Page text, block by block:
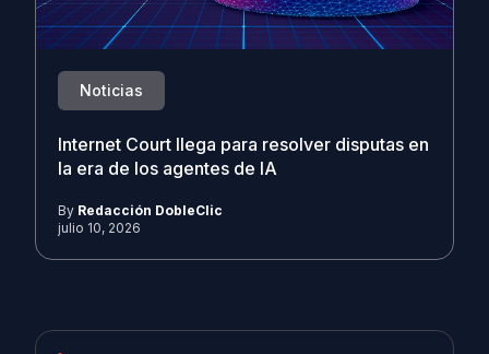
Noticias
Internet Court llega para resolver disputas en
la era de los agentes de IA
By Redacción DobleClic
julio 10, 2026